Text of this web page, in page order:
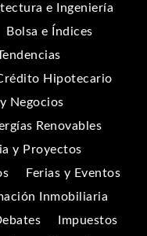
e Ingeniería
Bolsa e Índices
Hipotecario
Negocios
Renovables
y Proyectos
Ferias y Eventos
Inmobiliaria
Impuestos